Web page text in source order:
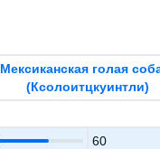
Мексиканская голая
(Ксолоитцкуинтли)
60